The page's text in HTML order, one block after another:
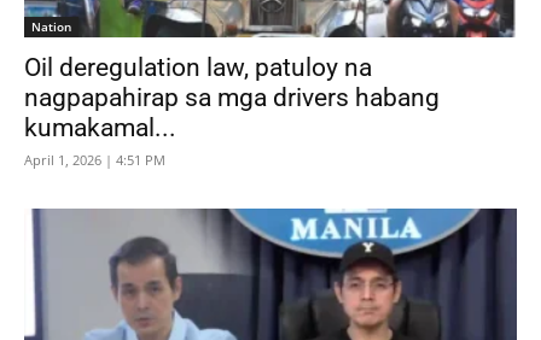
Nation
Oil deregulation law, patuloy na
nagpapahirap sa mga drivers habang
kumakamal...
April 1, 2026 | 4:51 PM